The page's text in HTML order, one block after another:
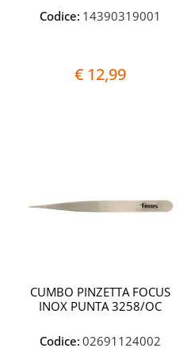
Codice: 14390319001
€ 12,99
CUMBO PINZETTA FOCUS
INOX PUNTA 3258/OC
Codice: 02691124002